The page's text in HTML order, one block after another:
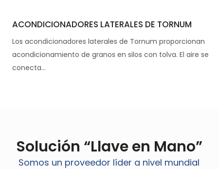
ACONDICIONADORES LATERALES DE TORNUM
Los acondicionadores laterales de Tornum proporcionan
acondicionamiento de granos en silos con tolva. El aire se
conecta...
Solución “Llave en Mano”
Somos un proveedor líder a nivel mundial